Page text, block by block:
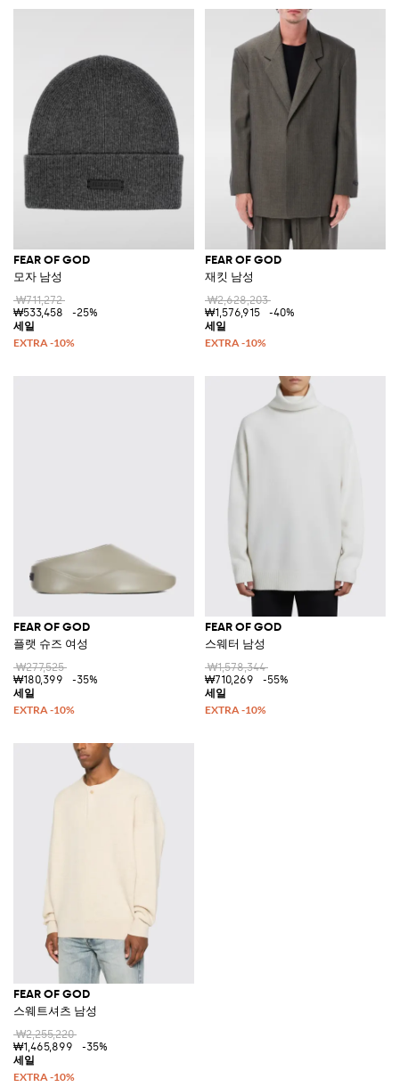
FEAR OF GOD
모자 남성
₩711,272
₩533,458
-25%
FEAR OF GOD
재킷 남성
₩2,628,203
₩1,576,915
-40%
FEAR OF GOD
플랫 슈즈 여성
₩277,525
₩180,399
-35%
FEAR OF GOD
스웨터 남성
₩1,578,344
₩710,269
-55%
FEAR OF GOD
스웨트셔츠 남성
₩2,255,220
₩1,465,899
-35%